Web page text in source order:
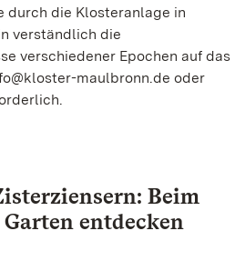
durch die Klosteranlage in
verständlich die
verschiedener Epochen auf das
maulbronn.de oder
Beim
entdecken